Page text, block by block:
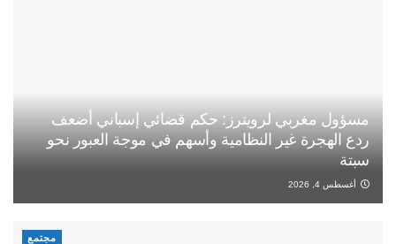
مسؤول مغربي لرويترز: حكم قضائي إسباني أضعف
ردع الهجرة غير النظامية وأسهم في موجة العبور نحو
سبتة
أغسطس 4, 2026
مجتمع